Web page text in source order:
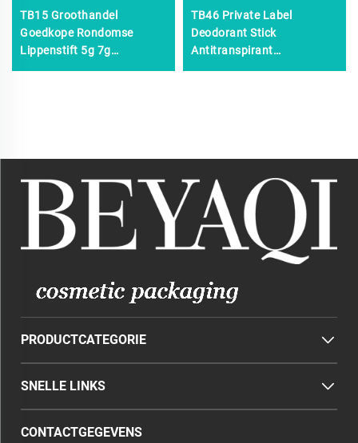
TB15 Groothandel
Goedkope Rondomse
Lippenstift 5g 7g
Lippenbalsem Container
TB46 Private Label
Deodorant Stick
Antitranspirant
Okseldeodorant Natuurlijk
PRODUCTCATEGORIE
SNELLE LINKS
CONTACTGEGEVENS